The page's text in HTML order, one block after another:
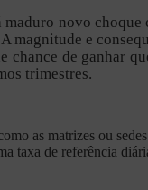
maduro novo
magnitude e
de ganhar
trimestres.
as matrizes ou
taxa de referência